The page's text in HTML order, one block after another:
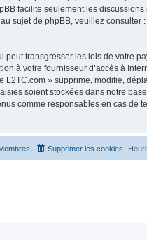
facilite seulement les discussions
sujet de phpBB, veuillez consulter :
transgresser les lois de votre
à votre fournisseur d’accès à
L2TC.com » supprime, modifie,
soient stockées dans notre
comme responsables en cas de
Supprimer les cookies